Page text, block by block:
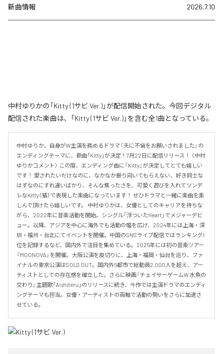
新曲情報 2026.7.10
中村ゆりかの「Kitty (1サビ Ver.)」が配信開始された。今回デジタル
配信された楽曲は、「Kitty (1サビ Ver.)」を含む全1曲となっている。
中村ゆりか、自身がW主演を務めるドラマ『夫に不倫をお願いされました』の
エンディングテーマに、新曲「Kitty」が決定！7月22日に配信リリース！ 〈中村
ゆりかコメント〉 この度、エンディング曲に『Kitty』が決定してとても嬉しい
です！ 愛されたいだけなのに、なかなか振り向いてもらえない、好き同士な
はずなのにすれ違いばかり、そんな焦ったさを、可愛く遊びを入れてツンデ
レなKitty（猫）で表現した楽曲になっています！ ぜひドラマと一緒に楽曲を楽
しんで頂けたら嬉しいです。 中村ゆりかは、女優としてのキャリアを持ちな
がら、2022年に音楽活動を開始。シングル「浮ついたHeart」でメジャーデビ
ュー。以降、アジアを中心に海外でも活動の幅を広げ、2024年には上海・深
圳・福州・台北にてイベントを開催。中国のSNSライブ配信ではランキング1
位を記録するなど、国内外で注目を集めている。2025年には初の音楽ツアー
『MOONOVA』を開催。大阪公演を皮切りに、上海・福岡・仙台を巡り、ファ
イナルの東京公演はSOLD OUT。国内外5都市で総動員2,000人を超え、アー
ティストとしての存在感を確立した。さらに映画『チェイサーゲームW 水魚の
交わり』主題歌「Aishiteru」のリリースに続き、今作では主演ドラマのエンディ
ングテーマも担当。女優・アーティストの両軸で活動の勢いをさらに加速さ
せている。